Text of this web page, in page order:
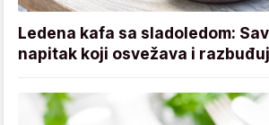
Ledena kafa sa sladoledom:
napitak koji osvežava i